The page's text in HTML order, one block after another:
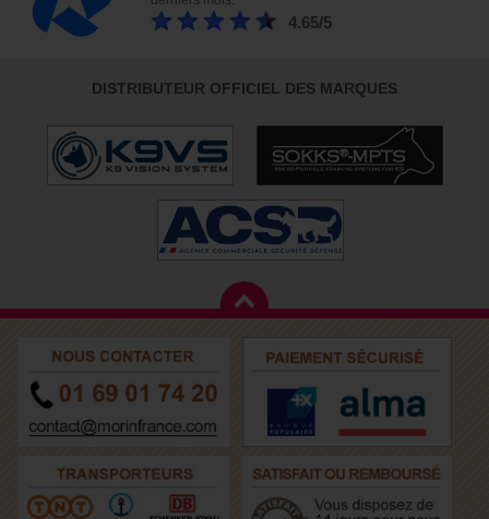
4.65/5
DISTRIBUTEUR OFFICIEL DES MARQUES